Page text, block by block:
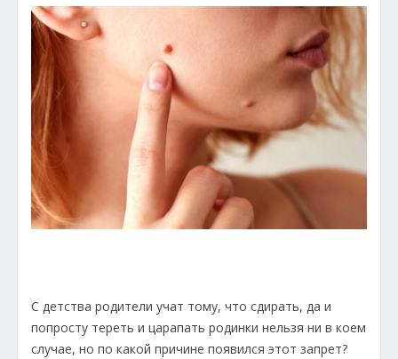
С детства родители учат тому, что сдирать, да и
попросту тереть и царапать родинки нельзя ни в коем
случае, но по какой причине появился этот запрет?